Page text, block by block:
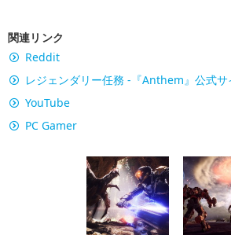
関連リンク
Reddit
レジェンダリー任務 -『Anthem』公式サ
YouTube
PC Gamer